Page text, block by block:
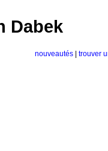
Dabek
nouveautés
trouver